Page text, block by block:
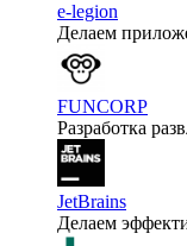
e-legion
Делаем
FUNCORP
Разработка
JetBrains
Делаем